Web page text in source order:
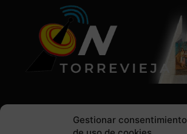
Gestionar consentimiento